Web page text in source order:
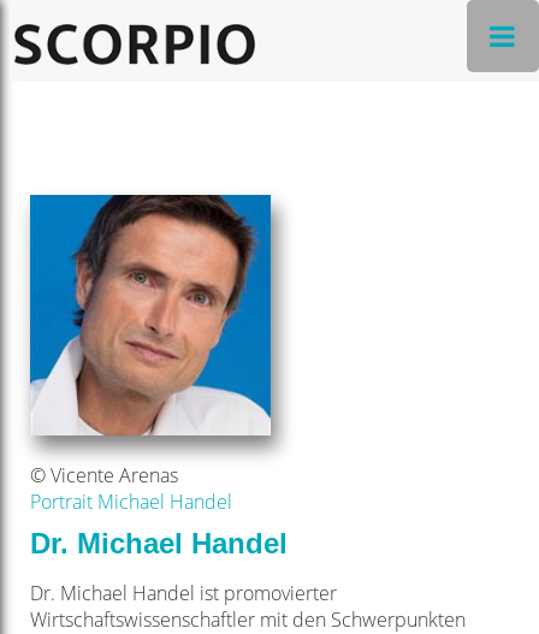
© Vicente Arenas
Portrait Michael Handel
Dr. Michael Handel
Dr. Michael Handel ist promovierter
Wirtschaftswissenschaftler mit den Schwerpunkten